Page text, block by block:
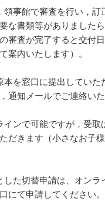
事館で審査を行い，訂
な書類等がありました
審査が完了すると交付
案内いたします）。
を窓口に提出していた
通知メールでご連絡いた
ンで可能ですが，受取
だきます（小さなお子
た切替申請は、オンラ
にて申請してください。